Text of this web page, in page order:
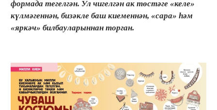
формада тегелгән. Ул чигелгән ак төстәге «келе»
күлмәгеннән, бизәкле баш киеменнән, «сара» һәм
«яркәч» билбауларыннан торган.